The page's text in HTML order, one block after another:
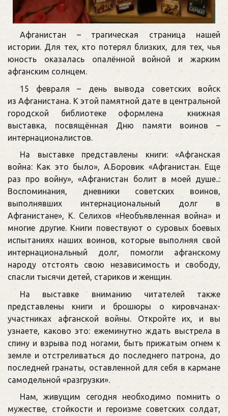
Афганистан – трагическая страница нашей
истории. Для тех, кто потерял близких, для тех, чья
юность оказалась опалённой войной и жарким
афганским солнцем.
15 февраля – день вывода советских войск
из Афганистана. К этой памятной дате в центральной
городской библиотеке оформлена книжная
выставка, посвящённая Дню памяти воинов –
интернационалистов.
На выставке представлены книги: «Афганская
война: Как это было», А.Боровик «Афганистан. Еще
раз про войну», «Афганистан болит в моей душе..:
Воспоминания, дневники советских воинов,
выполнявших интернациональный долг в
Афганистане», К. Селихов «Необъявленная война» и
многие другие. Книги повествуют о суровых боевых
испытаниях наших воинов, которые выполняя свой
интернациональный долг, помогли афганскому
народу отстоять свою независимость и свободу,
спасли тысячи детей, стариков и женщин.
На выставке вниманию читателей также
представлены книги и брошюры о кировчанах-
участниках афганской войны. Откройте их, и вы
узнаете, каково это: ежеминутно ждать выстрела в
спину и взрыва под ногами, быть прижатым огнем к
земле и отстреливаться до последнего патрона, до
последней гранаты, оставленной для себя в кармане
самодельной «разгрузки».
Нам, живущим сегодня необходимо помнить о
мужестве, стойкости и героизме советских солдат,